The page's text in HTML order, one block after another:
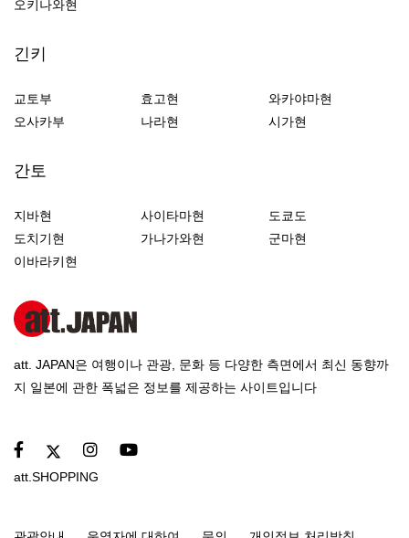
오키나와현
긴키
교토부 효고현
와카야마현
오사카부
나라현 시가현
간토
지바현 사이타마현
도쿄도
도치기현
가나가와현
군마현
이바라키현
att. JAPAN은 여행이나 관광, 문화 등 다양한 측면에서 최신 동향까
지 일본에 관한 폭넓은 정보를 제공하는 사이트입니다
att.SHOPPING